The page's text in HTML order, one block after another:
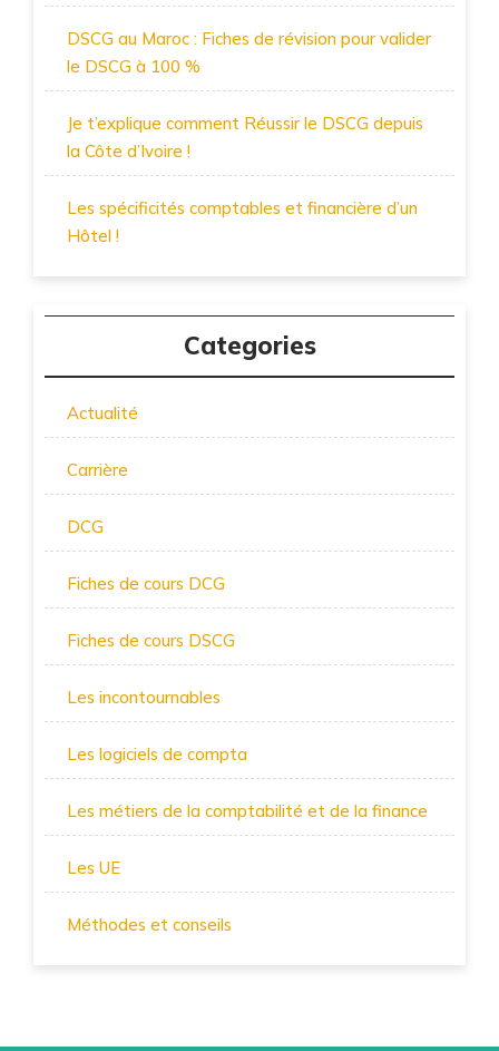
DSCG au Maroc : Fiches de révision pour valider
le DSCG à 100 %
Je t’explique comment Réussir le DSCG depuis
la Côte d’Ivoire !
Les spécificités comptables et financière d’un
Hôtel !
Categories
Actualité
Carrière
DCG
Fiches de cours DCG
Fiches de cours DSCG
Les incontournables
Les logiciels de compta
Les métiers de la comptabilité et de la finance
Les UE
Méthodes et conseils